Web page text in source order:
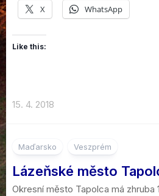
X WhatsApp
Like this:
15. 4. 2018
Maďarsko Veszprém
Lázeňské město
Okresní město Tapolca má zhruba